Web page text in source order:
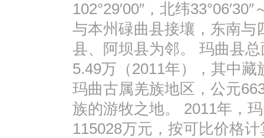
102°29′00″，北纬
与本州碌曲县接壤，东南与
县、阿坝县为邻。 玛曲县
5.49万（2011年），其中
玛曲古属羌族地区，公元
族的游牧之地。 2011年，
115028万元，按可比价格